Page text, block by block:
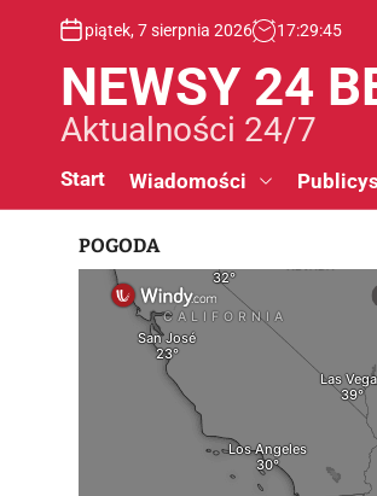
piątek, 7 sierpnia 2026 17:29:46
NEWSY 24
Aktualności 24/7
Start Wiadomości
POGODA